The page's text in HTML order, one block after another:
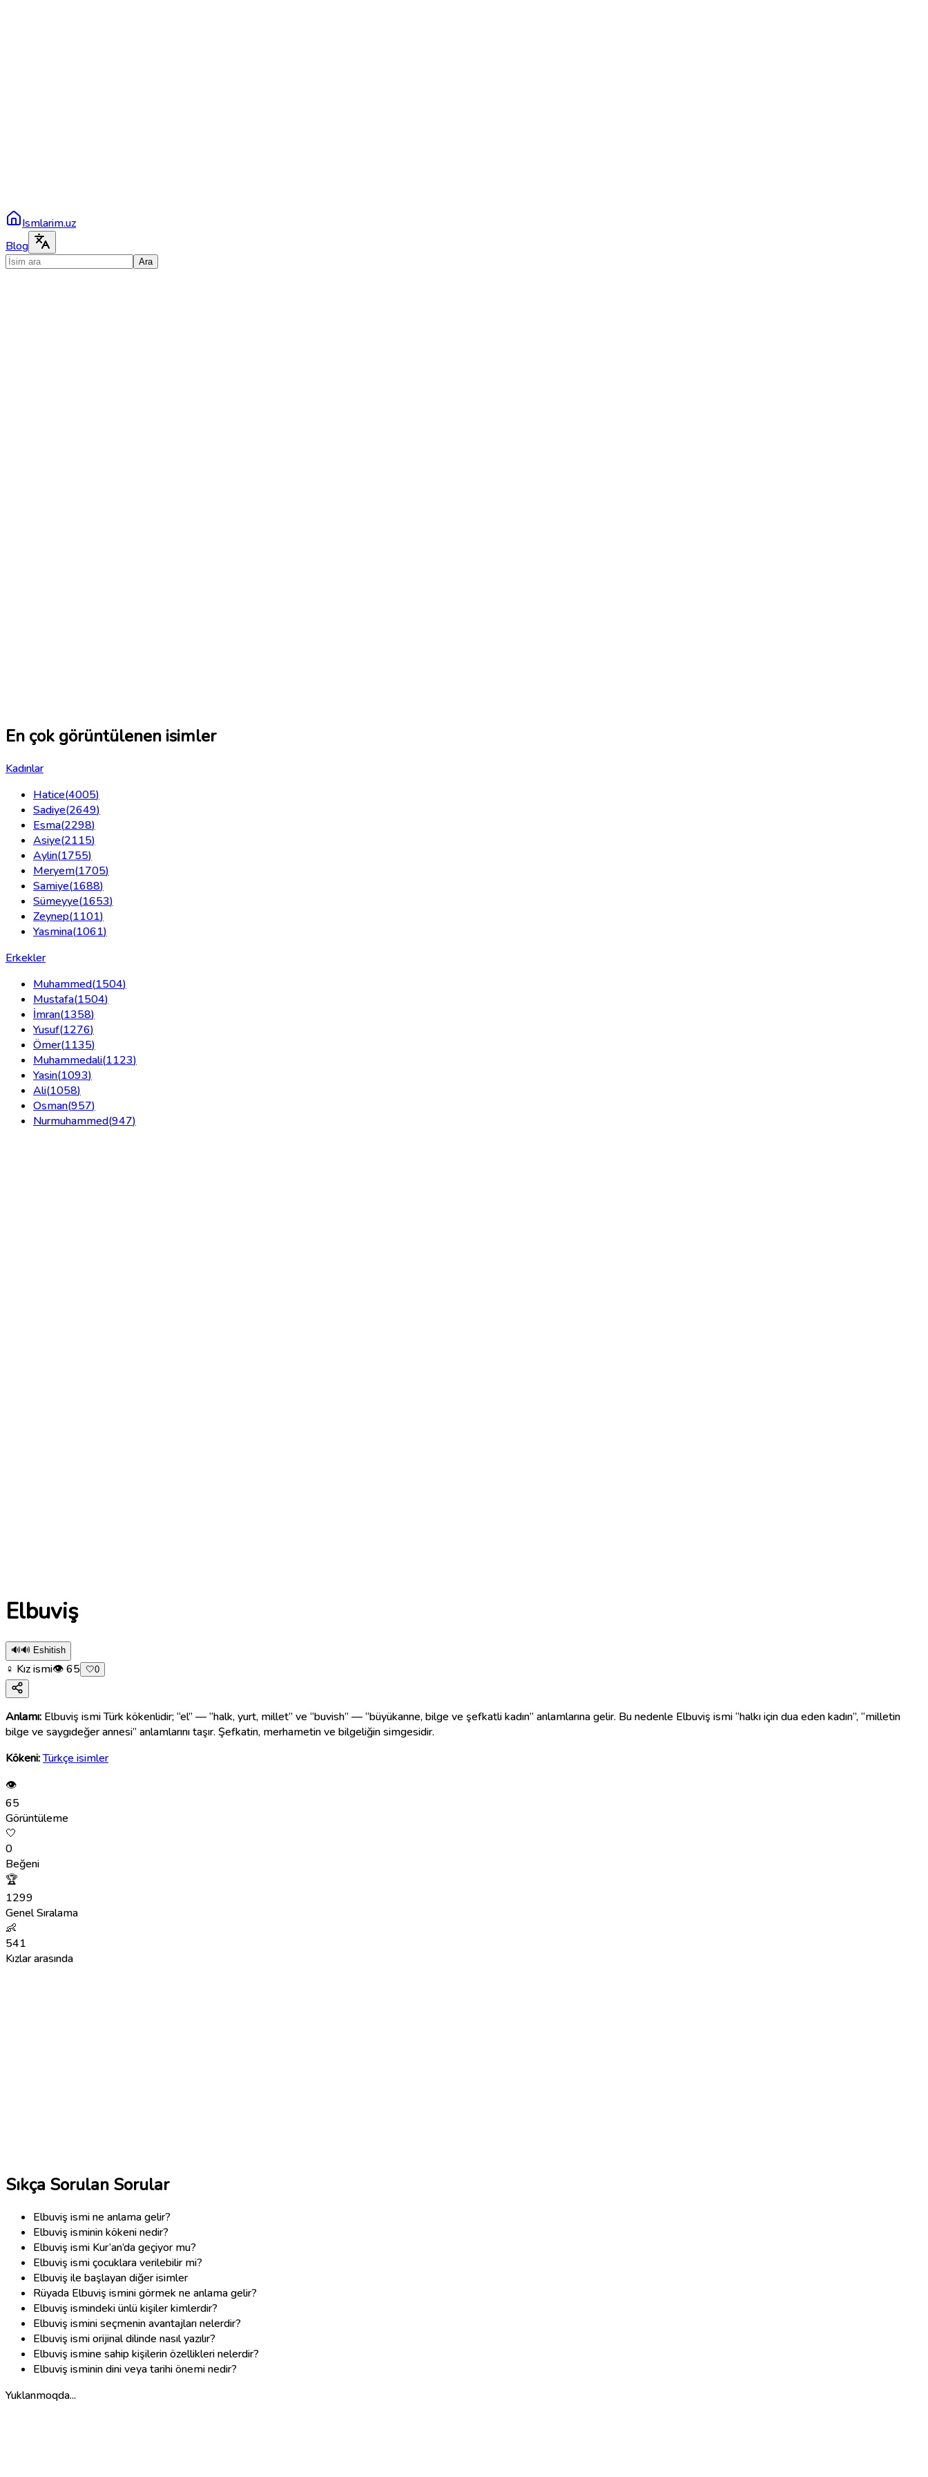
Ismlarim.uz
Blog
Ara
En çok görüntülenen isimler
Kadınlar
Hatice(4005)
Sadiye(2649)
Esma(2298)
Asiye(2115)
Aylin(1755)
Meryem(1705)
Samiye(1688)
Sümeyye(1653)
Zeynep(1101)
Yasmina(1061)
Erkekler
Muhammed(1504)
Mustafa(1504)
İmran(1358)
Yusuf(1276)
Ömer(1135)
Muhammedali(1123)
Yasin(1093)
Ali(1058)
Osman(957)
Nurmuhammed(947)
Elbuviş
🔊🔊 Eshitish
♀ Kız ismi👁65 🤍0
Anlamı: Elbuviş ismi Türk kökenlidir; “el” — “halk, yurt, millet” ve “buvish” — “büyükanne, bilge ve şefkatli kadın” anlamlarına gelir. Bu nedenle Elbuviş ismi “halkı için dua eden kadın”, “milletin
bilge ve saygıdeğer annesi” anlamlarını taşır. Şefkatin, merhametin ve bilgeliğin simgesidir.
Kökeni:Türkçe isimler
👁
65
Görüntüleme
🤍
0
Beğeni
🏆
1299
Genel Sıralama
👶
541
Kızlar arasında
Sıkça Sorulan Sorular
Elbuviş ismi ne anlama gelir?
Elbuviş isminin kökeni nedir?
Elbuviş ismi Kur’an’da geçiyor mu?
Elbuviş ismi çocuklara verilebilir mi?
Elbuviş ile başlayan diğer isimler
Rüyada Elbuviş ismini görmek ne anlama gelir?
Elbuviş ismindeki ünlü kişiler kimlerdir?
Elbuviş ismini seçmenin avantajları nelerdir?
Elbuviş ismi orijinal dilinde nasıl yazılır?
Elbuviş ismine sahip kişilerin özellikleri nelerdir?
Elbuviş isminin dini veya tarihi önemi nedir?
Yuklanmoqda...